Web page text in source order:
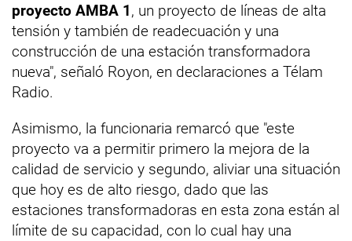
proyecto AMBA 1, un proyecto de líneas de alta
tensión y también de readecuación y una
construcción de una estación transformadora
nueva", señaló Royon, en declaraciones a Télam
Radio.
Asimismo, la funcionaria remarcó que "este
proyecto va a permitir primero la mejora de la
calidad de servicio y segundo, aliviar una situación
que hoy es de alto riesgo, dado que las
estaciones transformadoras en esta zona están al
límite de su capacidad, con lo cual hay una